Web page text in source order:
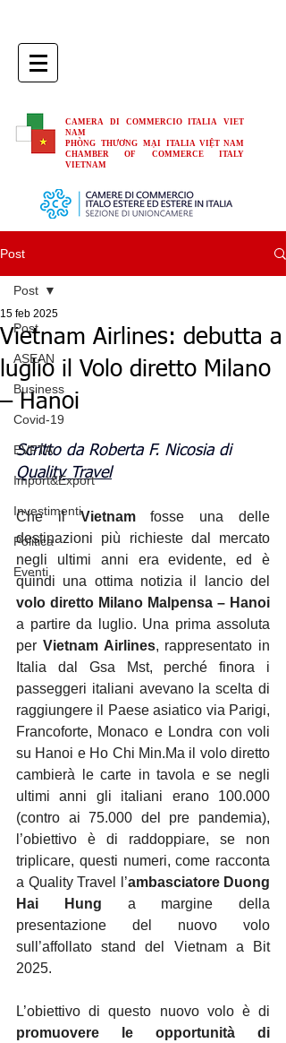
CAMERA DI COMMERCIO ITALIA VIET
NAM
PHÒNG THƯƠNG MẠI ITALIA VIỆT NAM
CHAMBER OF COMMERCE ITALY
VIETNAM
Post
Post
ASEAN
Business
Covid-19
EVFTA
Import&Export
Investimenti
Politica
Eventi
Post
Vietnam Airlines: debutta a
luglio il Volo diretto Milano
– Hanoi
15 feb 2025
Scritto da Roberta F. Nicosia di
Quality Travel
Che il Vietnam fosse una delle
destinazioni più richieste dal mercato
negli ultimi anni era evidente, ed è
volo diretto Milano Malpensa – Hanoi
a partire da luglio. Una prima assoluta
per Vietnam Airlines, rappresentato in
Italia dal Gsa Mst, perché finora i
passeggeri italiani avevano la scelta di
raggiungere il Paese asiatico via Parigi,
Francoforte, Monaco e Londra con voli
su Hanoi e Ho Chi Min.Ma il volo diretto
cambierà le carte in tavola e se negli
ultimi anni gli italiani erano 100.000
(contro ai 75.000 del pre pandemia),
l’obiettivo è di raddoppiare, se non
triplicare, questi numeri, come racconta
a Quality Travel l’ambasciatore Duong
Hai Hung a margine della
presentazione del nuovo volo
sull’affollato stand del Vietnam a Bit
2025.
promuovere le opportunità di